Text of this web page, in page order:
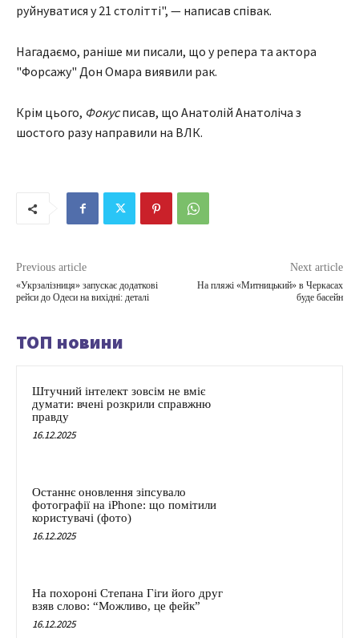
руйнуватися у 21 столітті", — написав співак.
Нагадаємо, раніше ми писали, що у репера та актора
"Форсажу" Дон Омара виявили рак.
Крім цього, Фокусписав, що Анатолій Анатоліча з
шостого разу направили на ВЛК.
Previous article
«Укрзалізниця» запускає додаткові
рейси до Одеси на вихідні: деталі
Next article
На пляжі «Митницький» в Черкасах
буде басейн
ТОП новини
Штучний інтелект зовсім не вміє
думати: вчені розкрили справжню
правду
16.12.2025
Останнє оновлення зіпсувало
фотографії на iPhone: що помітили
користувачі (фото)
16.12.2025
На похороні Степана Гіги його друг
взяв слово: “Можливо, це фейк”
16.12.2025